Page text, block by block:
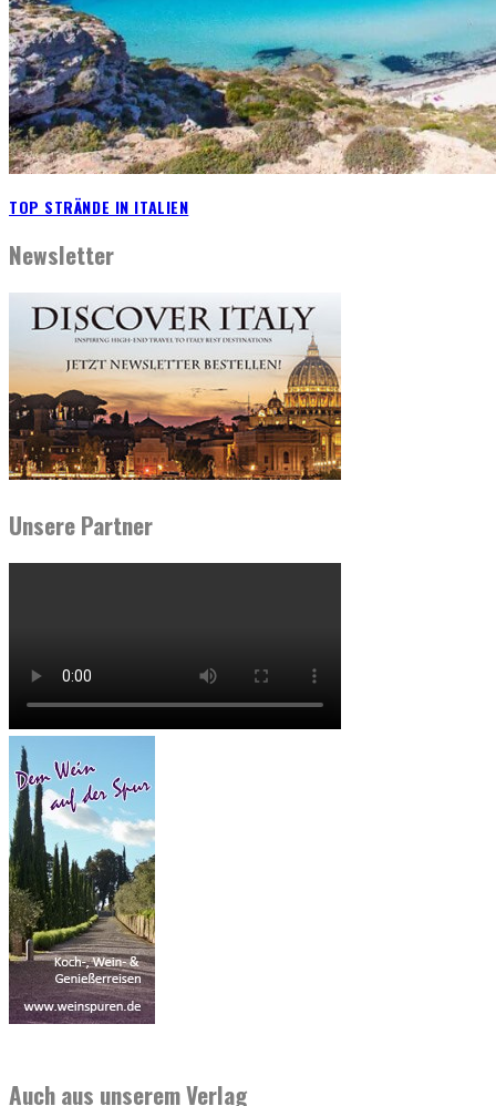
TOP STRÄNDE IN ITALIEN
Newsletter
Unsere Partner
Auch aus unserem Verlag